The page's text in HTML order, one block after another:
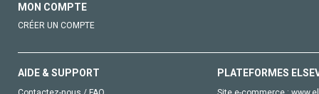
MON COMPTE
CRÉER UN COMPTE
AIDE & SUPPORT PLATEFORMES